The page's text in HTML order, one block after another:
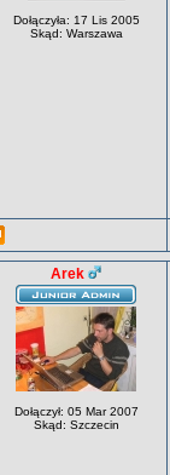
Dołączyła: 17 Lis 2005
Skąd: Warszawa
Arek
Dołączył: 05 Mar 2007
Skąd: Szczecin